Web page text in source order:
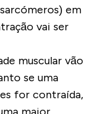
em
vai ser
muscular vão
se uma
for contraída,
maior